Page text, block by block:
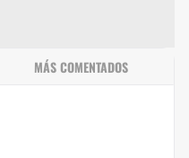
MÁS COMENTADOS